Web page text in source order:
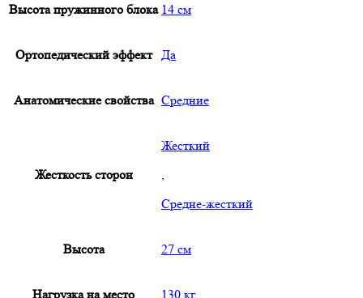
Высота пружинного блока 14 см
Ортопедический эффект Да
Анатомические свойства Средние
Жесткость сторон
Жесткий
Средне-жесткий
Высота 27 см
Нагрузка на место 130 кг